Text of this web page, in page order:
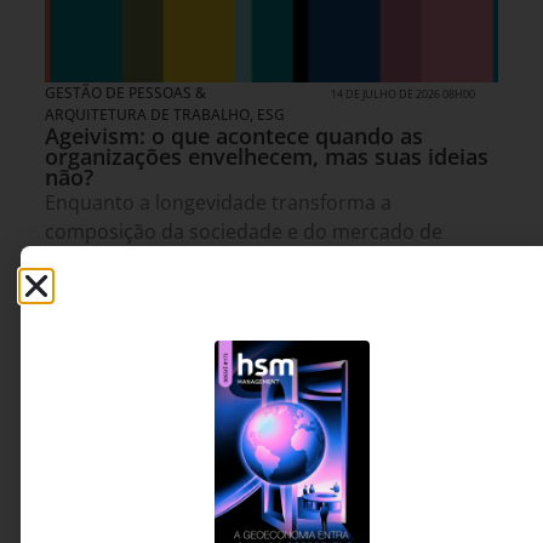
GESTÃO DE PESSOAS &
ARQUITETURA DE TRABALHO, ESG
14 DE JULHO DE 2026 08H00
Ageivism: o que acontece quando as
organizações envelhecem, mas suas ideias
não?
Enquanto a longevidade transforma a
composição da sociedade e do mercado de
trabalho, muitas organizações continuam
operando com modelos de gestão construídos
existe. Este artigo discute o conceito que desafia
o jovem-centrismo corporativo e convida líderes
a repensarem o valor da experiência, da
diversidade geracional e da longevidade nas
Fran Winandy - CEO da
Consultora, Palestrante e
3 MINUTOS MIN DE LEITURA